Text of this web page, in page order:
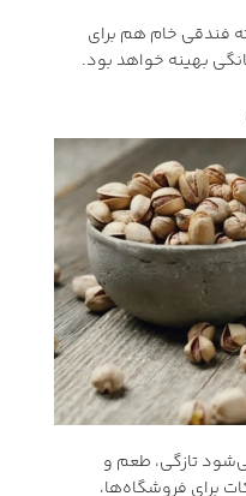
فندقی خام هم برای
بهینه خواهد بود.
تازگی، طعم و
برای فروشگاه‌ها،